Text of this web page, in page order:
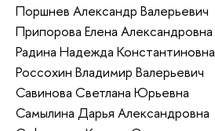
Поршнев Александр Валерьевич
Припорова Елена Александровна
Радина Надежда Константиновна
Россохин Владимир Валерьевич
Савинова Светлана Юрьевна
Самылина Дарья Александровна